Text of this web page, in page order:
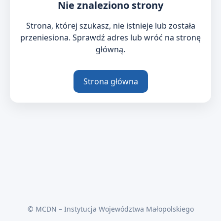
Nie znaleziono strony
Strona, której szukasz, nie istnieje lub została
przeniesiona. Sprawdź adres lub wróć na stronę
główną.
Strona główna
© MCDN – Instytucja Województwa Małopolskiego